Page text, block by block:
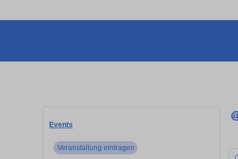
Events
Veranstaltung eintragen